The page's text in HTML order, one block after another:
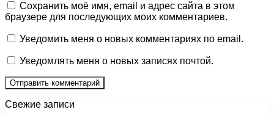
Сохранить моё имя, email и адрес сайта в этом
браузере для последующих моих комментариев.
Уведомить меня о новых комментариях по email.
Уведомлять меня о новых записях почтой.
Свежие записи